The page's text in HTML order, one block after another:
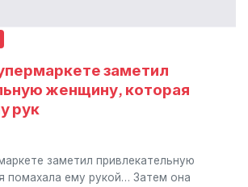
заметил
женщину, которая
рук
заметил привлекательную
помахала ему рукой… Затем она